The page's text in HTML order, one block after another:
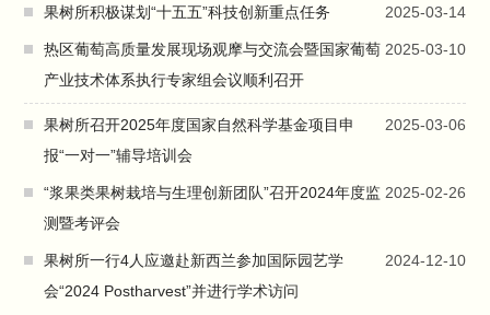
2025-03-14
果树所积极谋划“十五五”科技创新重点任务
2025-03-10
热区葡萄高质量发展现场观摩与交流会暨国家葡萄
产业技术体系执行专家组会议顺利召开
2025-03-06
果树所召开2025年度国家自然科学基金项目申
报“一对一”辅导培训会
2025-02-26
“浆果类果树栽培与生理创新团队”召开2024年度监
测暨考评会
2024-12-10
果树所一行4人应邀赴新西兰参加国际园艺学
会“2024 Postharvest”并进行学术访问